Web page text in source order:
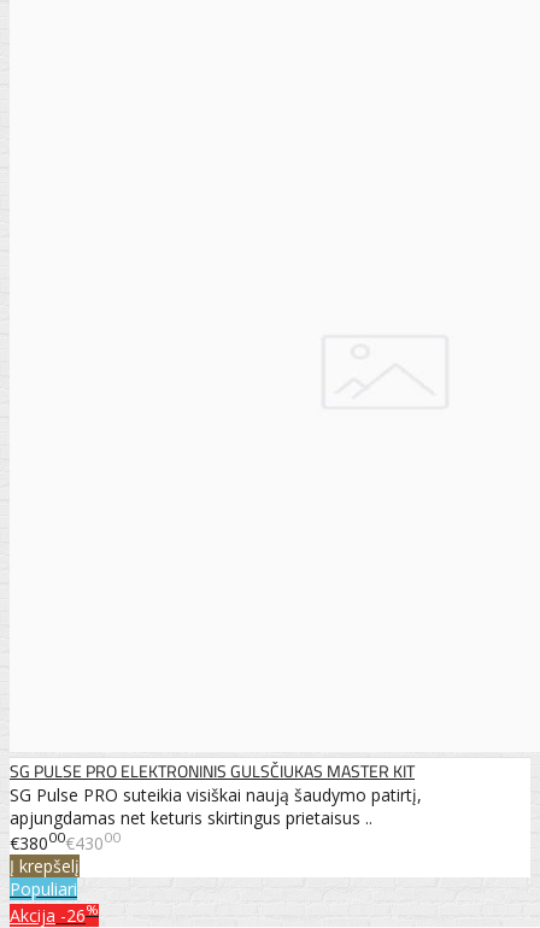
SG PULSE PRO ELEKTRONINIS GULSČIUKAS MASTER KIT
SG Pulse PRO suteikia visiškai naują šaudymo patirtį,
apjungdamas net keturis skirtingus prietaisus ..
€38000€43000
Į krepšelį
Populiari
Akcija -26%